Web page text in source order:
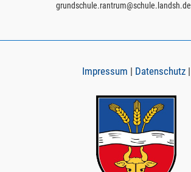
grundschule.rantrum@schule.landsh.de
Impressum | Datenschutz|